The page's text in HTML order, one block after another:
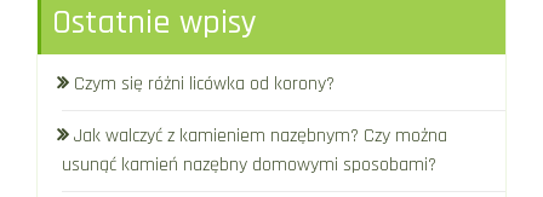
Ostatnie wpisy
Czym się różni licówka od korony?
Jak walczyć z kamieniem nazębnym? Czy można
usunąć kamień nazębny domowymi sposobami?